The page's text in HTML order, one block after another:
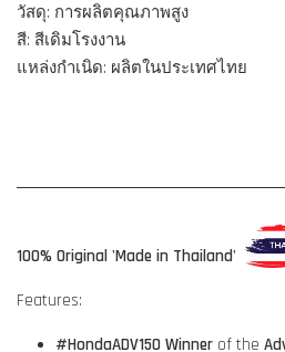
วัสดุ: การผลิตคุณภาพสูง
สี: สีเดิมโรงงาน
แหล่งกำเนิด: ผลิตในประเทศไทย
100% Original 'Made in Thailand'
Features:
#HondaADV150 Winner of the